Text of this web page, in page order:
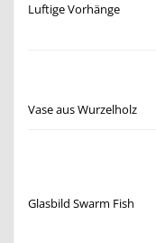
Luftige Vorhänge
Vase aus Wurzelholz
Glasbild Swarm Fish